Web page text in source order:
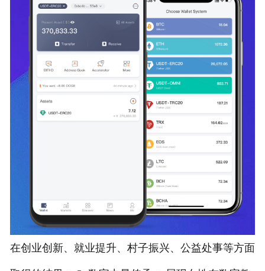
在创业创新、就业提升、村子振兴、公益处事等方面